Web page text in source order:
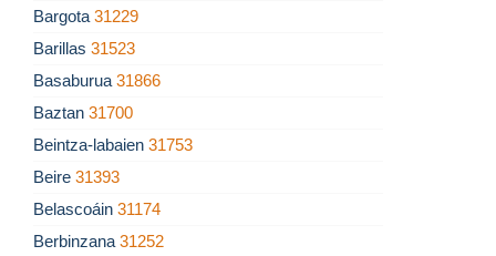
Bargota 31229
Barillas 31523
Basaburua 31866
Baztan 31700
Beintza-labaien 31753
Beire 31393
Belascoáin 31174
Berbinzana 31252